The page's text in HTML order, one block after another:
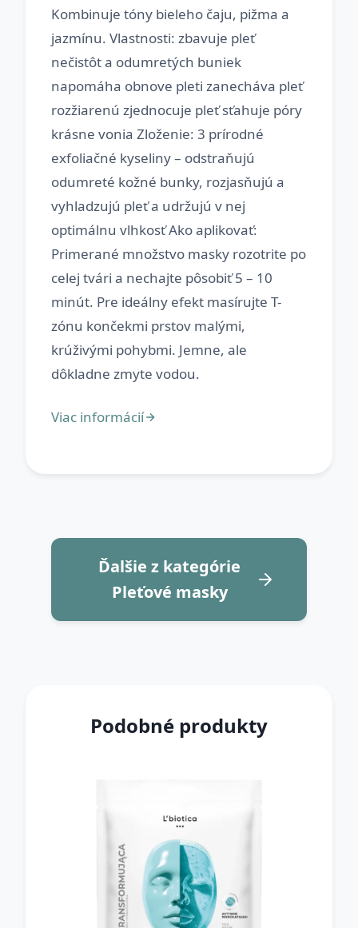
Kombinuje tóny bieleho čaju, pižma a
jazmínu. Vlastnosti: zbavuje pleť
nečistôt a odumretých buniek
napomáha obnove pleti zanecháva pleť
rozžiarenú zjednocuje pleť sťahuje póry
krásne vonia Zloženie: 3 prírodné
exfoliačné kyseliny – odstraňujú
odumreté kožné bunky, rozjasňujú a
vyhladzujú pleť a udržujú v nej
optimálnu vlhkosť Ako aplikovať:
Primerané množstvo masky rozotrite po
celej tvári a nechajte pôsobiť 5 – 10
minút. Pre ideálny efekt masírujte T-
zónu končekmi prstov malými,
krúživými pohybmi. Jemne, ale
Ďalšie z kategórie
Pleťové masky
Podobné produkty